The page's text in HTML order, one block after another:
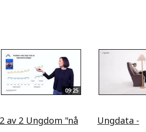
09:25
2 av 2 Ungdom "nå
Ungdata -